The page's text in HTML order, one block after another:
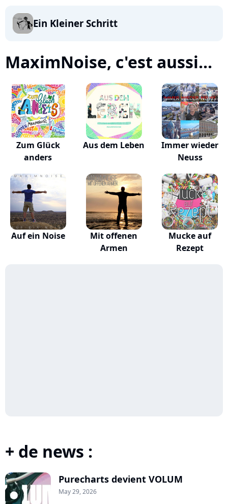
Ein Kleiner Schritt
MaximNoise, c'est aussi...
Zum Glück
anders
Aus dem Leben
Immer wieder
Neuss
Auf ein Noise
Mit offenen
Armen
Mucke auf
Rezept
+ de news :
Purecharts devient VOLUM
May 29, 2026